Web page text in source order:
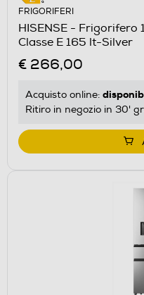
FRIGORIFERI
HISENSE - Frigorifero
Classe E 165 lt-Silver
€ 266,00
Acquisto online:
Ritiro in negozio in 30'